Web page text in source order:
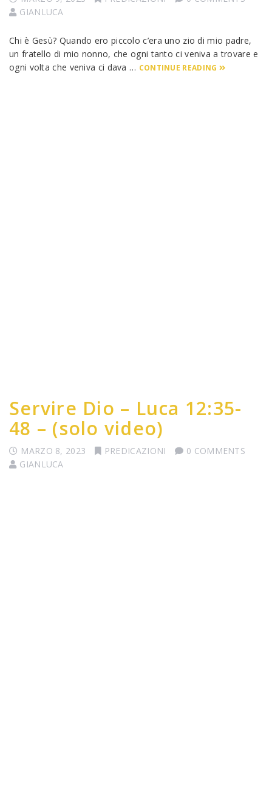
GIANLUCA
Chi è Gesù? Quando ero piccolo c’era uno zio di mio padre,
un fratello di mio nonno, che ogni tanto ci veniva a trovare e
ogni volta che veniva ci dava … CONTINUE READING
Servire Dio – Luca 12:35-
48 – (solo video)
MARZO 8, 2023 PREDICAZIONI
0 COMMENTS
GIANLUCA